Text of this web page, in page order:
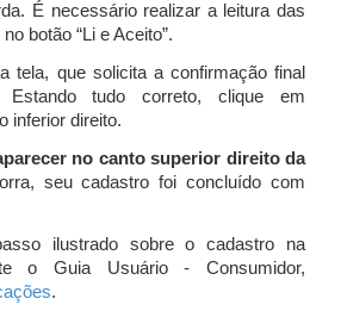
É necessário realizar a leitura das
botão “Li e Aceito”.
tela, que solicita a confirmação final
tudo correto, clique em
inferior direito.
no canto superior direito da
seu cadastro foi concluído com
ilustrado sobre o cadastro na
o Guia Usuário - Consumidor,
.